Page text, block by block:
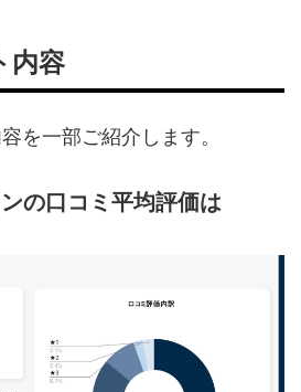
内容
を一部ご紹介します。
の口コミ平均評価は